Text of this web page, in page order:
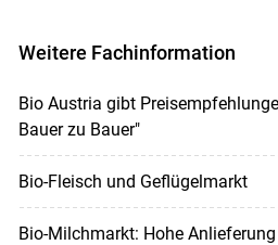
Weitere Fachinformation
Bio Austria gibt
Bauer zu Bauer"
Bio-Fleisch und Geflügelmarkt
Bio-Milchmarkt: Hohe